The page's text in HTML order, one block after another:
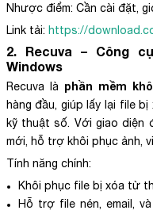
Nhược điểm: Cần cài đặt,
Link tải: https://
2. Recuva – Công
Windows
Recuva là phần mềm
hàng đầu, giúp lấy lại file
kỹ thuật số. Với giao diện
mới, hỗ trợ khôi phục ảnh,
Tính năng chính:
Khôi phục file bị xóa từ
Hỗ trợ file nén, email,